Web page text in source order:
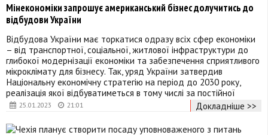
25.01.2023 21:01
Мінекономіки запрошує американський бізнес долучитись до
відбудови України
Відбудова України має торкатися одразу всіх сфер економіки
– від транспортної, соціальної, житлової інфраструктури до
глибокої модернізації економіки та забезпечення сприятливого
мікроклімату для бізнесу. Так, уряд України затвердив
Національну економічну стратегію на період до 2030 року,
реалізація якої відбуватиметься в тому числі за постійної
Докладніше >>